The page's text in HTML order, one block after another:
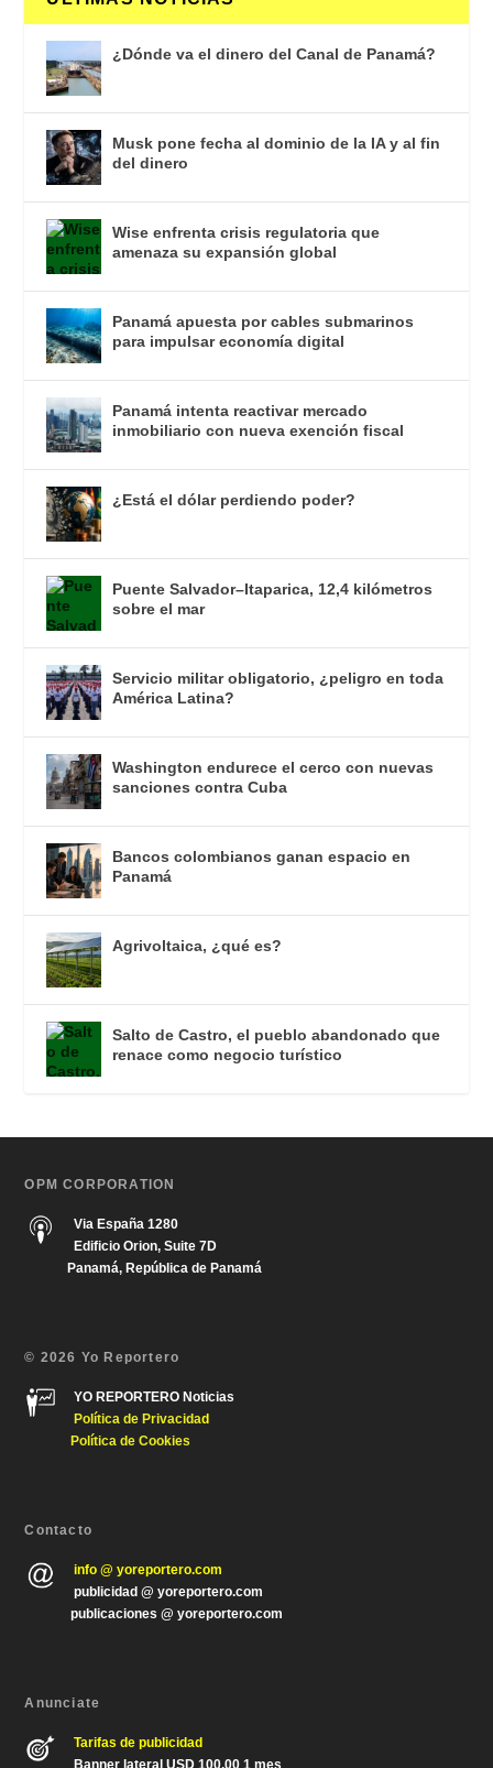
¿Dónde va el dinero del Canal de Panamá?
Musk pone fecha al dominio de la IA y al fin
del dinero
Wise enfrenta crisis regulatoria que
amenaza su expansión global
Panamá apuesta por cables submarinos
para impulsar economía digital
Panamá intenta reactivar mercado
inmobiliario con nueva exención fiscal
¿Está el dólar perdiendo poder?
Puente Salvador–Itaparica, 12,4 kilómetros
sobre el mar
Servicio militar obligatorio, ¿peligro en toda
América Latina?
Washington endurece el cerco con nuevas
sanciones contra Cuba
Bancos colombianos ganan espacio en
Panamá
Agrivoltaica, ¿qué es?
Salto de Castro, el pueblo abandonado que
renace como negocio turístico
OPM CORPORATION
Via España 1280
Edificio Orion, Suite 7D
Panamá, República de Panamá
© 2026 Yo Reportero
YO REPORTERO Noticias
Política de Privacidad
Política de Cookies
Contacto
info @ yoreportero.com
publicidad @ yoreportero.com
publicaciones @ yoreportero.com
Anunciate
Tarifas de publicidad
Banner lateral USD 100.00 1 mes